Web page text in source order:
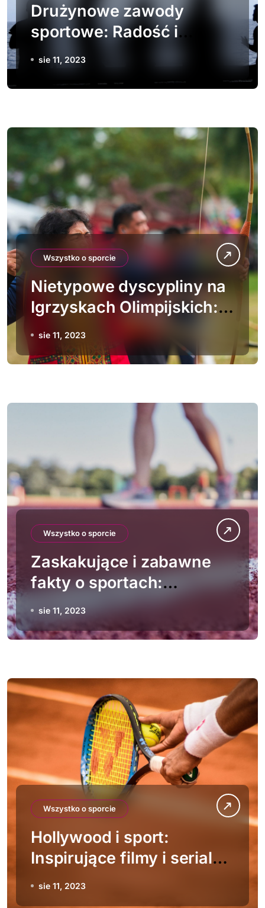
Drużynowe zawody
sportowe: Radość i
zabawa z wspólnym
wysiłkiem
sie 11, 2023
Wszystko o sporcie
Nietypowe dyscypliny na
Igrzyskach Olimpijskich:
Sporty, które wyróżniają
się wymagającym
charakterem
sie 11, 2023
Wszystko o sporcie
Zaskakujące i zabawne
fakty o sportach:
Prawdziwe kurioza i
anegdoty
sie 11, 2023
Wszystko o sporcie
Hollywood i sport:
Inspirujące filmy i seriale
o tematyce sportowej
sie 11, 2023